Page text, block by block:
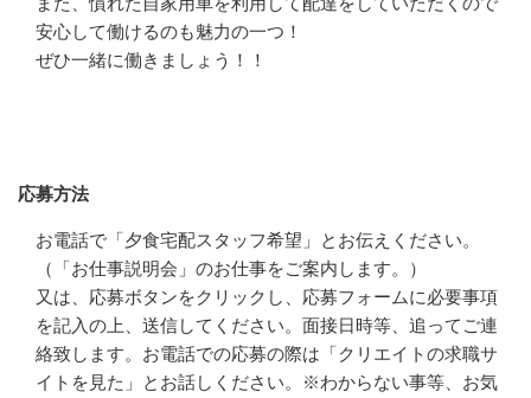
安心して働けるのも魅力の一つ！
ぜひ一緒に働きましょう！！
応募方法
お電話で「夕食宅配スタッフ希望」とお伝えください。
（「お仕事説明会」のお仕事をご案内します。）
又は、応募ボタンをクリックし、応募フォームに必要事項
を記入の上、送信してください。面接日時等、追ってご連
絡致します。お電話での応募の際は「クリエイトの求職サ
イトを見た」とお話しください。※わからない事等、お気